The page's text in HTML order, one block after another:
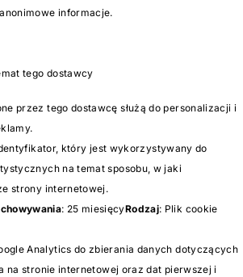
informacje.
tego dostawcy
przez tego dostawcę służą do personalizacji i
który jest wykorzystywany do
na temat sposobu, w jaki
strony internetowej.
: 25 miesięcyRodzaj: Plik cookie
Analytics do zbierania danych dotyczących
na stronie internetowej oraz dat pierwszej i